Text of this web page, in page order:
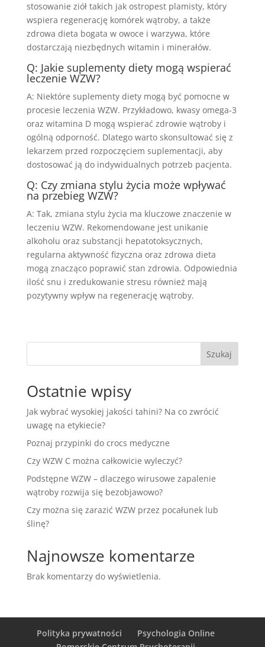
stosowanie ziół takich jak ostropest plamisty, który
wspiera regenerację komórek wątroby, a także
zdrowa dieta bogata w owoce i warzywa, które
dostarczają niezbędnych witamin i minerałów.
Q: Jakie suplementy diety mogą wspierać
leczenie WZW?
A: Niektóre suplementy diety mogą być pomocne w
procesie leczenia WZW. Przykładowo, kwasy omega-3
oraz witamina D mogą wspierać zdrowie wątroby i
ogólną odporność. Dlatego warto skonsultować się z
lekarzem przed rozpoczęciem suplementacji, aby
dostosować ją do indywidualnych potrzeb pacjenta.
Q: Czy zmiana stylu życia może wpływać
na przebieg WZW?
A: Tak, zmiana stylu życia ma kluczowe znaczenie w
leczeniu WZW. Rekomendowane jest unikanie
alkoholu oraz substancji hepatotoksycznych,
regularna aktywność fizyczna oraz zdrowa dieta
mogą znacząco poprawić stan zdrowia. Odpowiednia
ilość snu i zredukowanie stresu również mają
pozytywny wpływ na regenerację wątroby.
Szukaj
Ostatnie wpisy
Jak wybrać wysokiej jakości tahini? Na co zwrócić
uwagę na etykiecie?
Poznaj przypinki do crocs medyczne
Czy WZW C można całkowicie wyleczyć?
Podstępne WZW – dlaczego wirusowe zapalenie
wątroby rozwija się bezobjawowo?
Czy można się zarazić WZW przez pocałunek lub
ślinę?
Najnowsze komentarze
Brak komentarzy do wyświetlenia.
Polityka prywatności
Psychologia Online